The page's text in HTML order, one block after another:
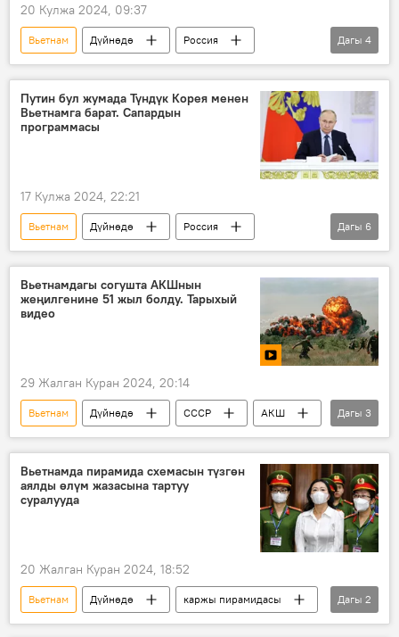
20 Кулжа 2024, 09:37
Вьетнам Дүйнөдө
Россия
Владимир Путин
мамлекеттик сапар
аэропорт
жолугушуу
Дагы 4
Путин бул жумада Түндүк Корея менен
Вьетнамга барат. Сапардын
программасы
17 Кулжа 2024, 22:21
Вьетнам Дүйнөдө
Россия
Түндүк Корея
Владимир Путин
сапар
жолугушуу
Путиндин КЭДРге жасаган мамлекеттик сапары
Дагы 6
Вьетнамдагы согушта АКШнын
жеңилгенине 51 жыл болду. Тарыхый
видео
29 Жалган Куран 2024, 20:14
Вьетнам Дүйнөдө СССР
АКШ
согуш
Аскер Видео
Дагы 3
Вьетнамда пирамида схемасын түзгөн
аялды өлүм жазасына тартуу
суралууда
20 Жалган Куран 2024, 18:52
Вьетнам Дүйнөдө
каржы пирамидасы
алдамчылык
өлүм жазасы
Дагы 2